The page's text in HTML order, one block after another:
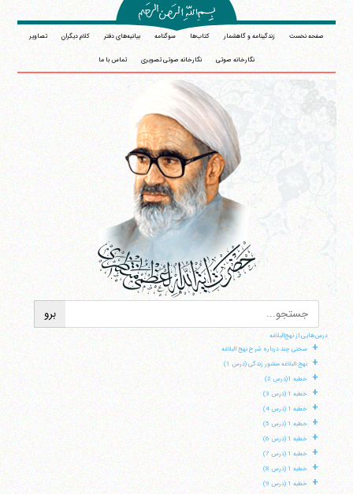
صفحه نخست زندگینامه و گاهشمار کتاب‌ها سوگنامه بیانیه‌های دفتر کلام دیگران تصاویر
نگارخانه صوتی نگارخانه صوتی تصویری تماس با ما
درس‌هایی از نهج‌البلاغه
+ سخنی چند درباره شرح نهج البلاغه
+ نهج البلاغه منشور زندگی (درس 1)
+ خطبه 1(درس 2)
+ خطبه 1 (درس 3)
+ خطبه 1 (درس 4)
+ خطبه 1 (درس 5)
+ خطبه 1 (درس 6)
+ خطبه 1 (درس 7)
+ خطبه 1 (درس 8)
+ خطبه 1 (درس 9)